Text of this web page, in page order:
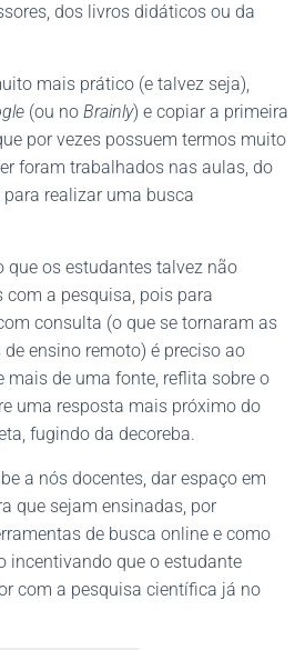
dos livros didáticos ou da
mais prático (e talvez seja),
(ou no Brainly) e copiar a primeira
por vezes possuem termos muito
foram trabalhados nas aulas, do
realizar uma busca
que os estudantes talvez não
a pesquisa, pois para
consulta (o que se tornaram as
ensino remoto) é preciso ao
mais de uma fonte, reflita sobre o
uma resposta mais próximo do
fugindo da decoreba.
a nós docentes, dar espaço em
que sejam ensinadas, por
de busca online e como
incentivando que o estudante
com a pesquisa científica já no